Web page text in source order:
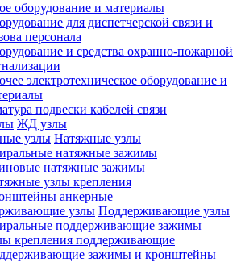
оборудование и материалы
для диспетчерской связи и
персонала
и средства охранно-пожарной
электротехническое оборудование и
подвески кабелей связи
ЖД узлы
Натяжные узлы
натяжные зажимы
натяжные зажимы
узлы крепления
анкерные
Поддерживающие узлы
поддерживающие зажимы
крепления поддерживающие
зажимы и кронштейны